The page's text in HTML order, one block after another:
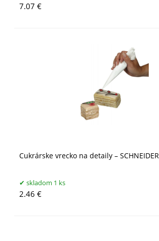
7.07 €
Cukrárske vrecko na detaily – SCHNEIDER
skladom 1 ks
2.46 €